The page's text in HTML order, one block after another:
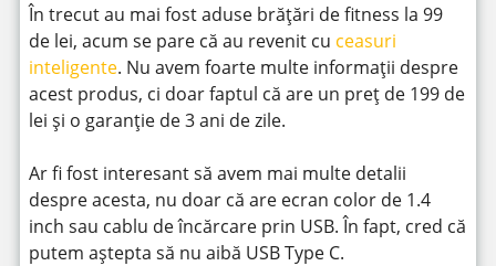
În trecut au mai fost aduse brățări de fitness la 99
de lei, acum se pare că au revenit cu ceasuri
inteligente. Nu avem foarte multe informații despre
acest produs, ci doar faptul că are un preț de 199 de
lei și o garanție de 3 ani de zile.
Ar fi fost interesant să avem mai multe detalii
despre acesta, nu doar că are ecran color de 1.4
inch sau cablu de încărcare prin USB. În fapt, cred că
putem aștepta să nu aibă USB Type C.